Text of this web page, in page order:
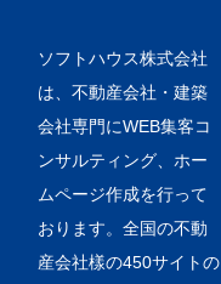
ソフトハウス株式会社
は、不動産会社・建築
会社専門にWEB集客コ
ンサルティング、ホー
ムページ作成を行って
おります。全国の不動
産会社樣の450サイトの